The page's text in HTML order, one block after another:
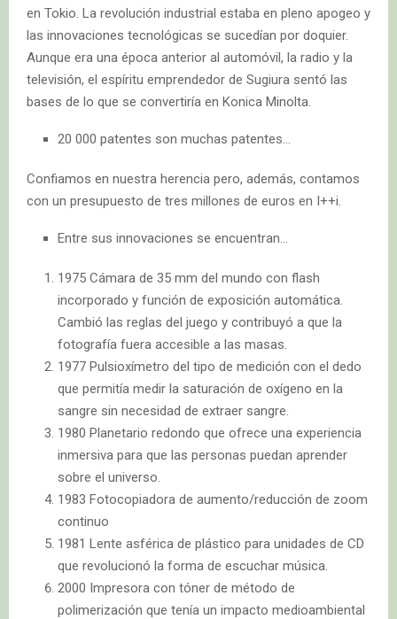
en Tokio. La revolución industrial estaba en pleno apogeo y
las innovaciones tecnológicas se sucedían por doquier.
Aunque era una época anterior al automóvil, la radio y la
televisión, el espíritu emprendedor de Sugiura sentó las
bases de lo que se convertiría en Konica Minolta.
20 000 patentes son muchas patentes…
Confiamos en nuestra herencia pero, además, contamos
con un presupuesto de tres millones de euros en I++i.
Entre sus innovaciones se encuentran…
1975 Cámara de 35 mm del mundo con flash
incorporado y función de exposición automática.
Cambió las reglas del juego y contribuyó a que la
fotografía fuera accesible a las masas.
1977 Pulsioxímetro del tipo de medición con el dedo
que permitía medir la saturación de oxígeno en la
sangre sin necesidad de extraer sangre.
1980 Planetario redondo que ofrece una experiencia
inmersiva para que las personas puedan aprender
sobre el universo.
1983 Fotocopiadora de aumento/reducción de zoom
continuo
1981 Lente asférica de plástico para unidades de CD
que revolucionó la forma de escuchar música.
2000 Impresora con tóner de método de
polimerización que tenía un impacto medioambiental